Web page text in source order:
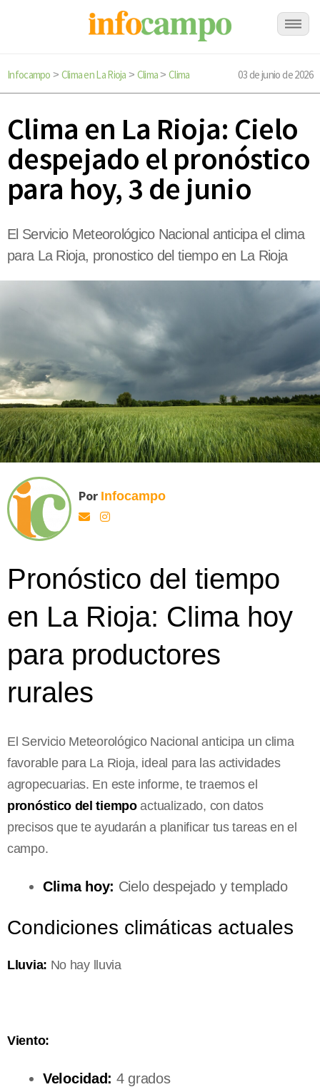
Infocampo > Clima en La Rioja > Clima>Clima 03 de junio de 2026
Clima en La Rioja: Cielo
despejado el pronóstico
para hoy, 3 de junio
El Servicio Meteorológico Nacional anticipa el clima
para La Rioja, pronostico del tiempo en La Rioja
Por Infocampo
Pronóstico del tiempo
en La Rioja: Clima hoy
para productores
rurales
El Servicio Meteorológico Nacional anticipa un clima
favorable para La Rioja, ideal para las actividades
agropecuarias. En este informe, te traemos el
pronóstico del tiempoactualizado, con datos
precisos que te ayudarán a planificar tus tareas en el
campo.
Clima hoy: Cielo despejado y templado
Condiciones climáticas actuales
Lluvia: No hay lluvia
Viento:
Velocidad: 4 grados